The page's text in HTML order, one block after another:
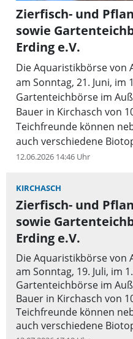
Zierfisch- und
sowie
Erding e.V.
Die Aquaristikbörse von
am Sonntag, 21. Juni, im
Gartenteichbörse im
Bauer in Kirchasch von
Teichfreunde können
auch verschiedene
Bitterlinge und
treffen sich die
Anschluss an die Börse
zum Stammtisch. Eine
Verkäufer ist zwingend
die Verkaufsbecken zur
Kommerzielle Händler
Anmeldung und
Franz Brandhofer unter
erding.de, Tel. 08122/
Gartenteichfreunde bei
08122/18231;
12.06.2026 14:46 Uhr
KIRCHASCH
Zierfisch- und
sowie
Erding e.V.
Die Aquaristikbörse von
am Sonntag, 19. Juli, im
Gartenteichbörse im
Bauer in Kirchasch von
Teichfreunde können
auch verschiedene